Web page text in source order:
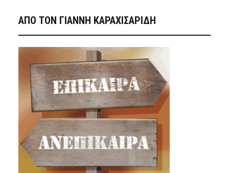
ΑΠΟ ΤΟΝ ΓΙΑΝΝΗ ΚΑΡΑΧΙΣΑΡΙΔΗ